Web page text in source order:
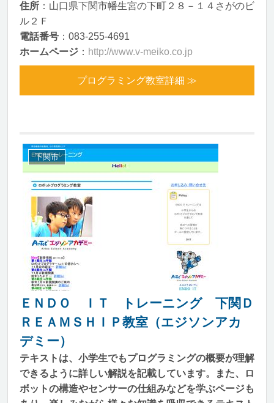
住所 ：山口県下関市幡生宮の下町２８－１４さがのビ
ル２Ｆ
電話番号 ：083-255-4691
ホームページ ： http://www.v-meiko.co.jp
プログラミング教室詳細 ≫
下関市
ＥＮＤＯ ＩＴ トレーニング 下関Ｄ
ＲＥＡＭＳＨＩＰ教室（エジソンアカ
デミー）
テキストは、小学生でもプログラミングの概要が理解
できるように詳しい解説を記載しています。また、ロ
ボットの構造やセンサーの仕組みなどを学ぶページも